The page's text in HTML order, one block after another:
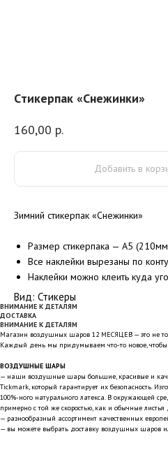
Cтикерпак «Снежинки»
160,00 р.
Добавить в
Зимний стикерпак «Снежинки»
Размер стикерпака — А5
Все наклейки вырезаны по
Наклейки можно клеить куда
Вид: Стикеры
ВНИМАНИЕ К ДЕТАЛЯМ
ДОСТАВКА
ВНИМАНИЕ К ДЕТАЛЯМ
Магазин воздушных шаров 12 МЕСЯЦЕВ — это не
Каждый день мы придумываем что-то новое,
ВОЗДУШНЫЕ ШАРЫ
— наши воздушные шары большие, красивые и
Tickmark, который гарантирует их безопасность.
100%-ного натурального латекса. В окружающей
примерно с той же скоростью, как и обычные листья
— разнообразный ассортимент качественных
— вы можете выбрать доставку воздушных шаров